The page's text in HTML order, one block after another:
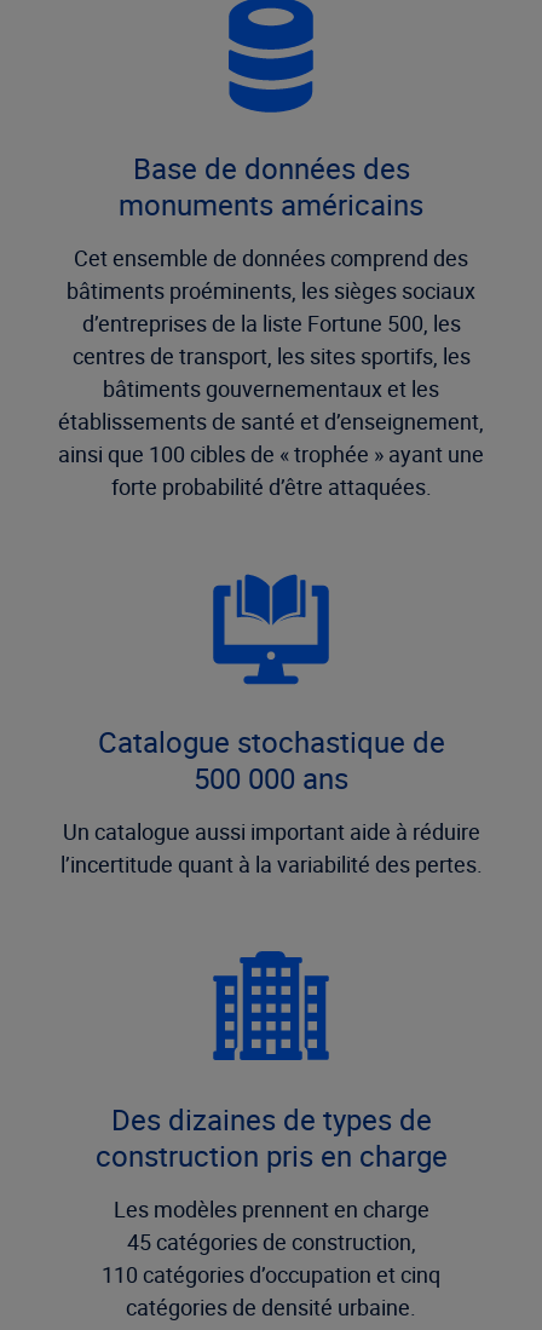
Base de données des
monuments américains
Cet ensemble de données comprend des
bâtiments proéminents, les sièges sociaux
d’entreprises de la liste Fortune 500, les
centres de transport, les sites sportifs, les
bâtiments gouvernementaux et les
établissements de santé et d’enseignement,
ainsi que 100 cibles de « trophée » ayant une
forte probabilité d’être attaquées.
Catalogue stochastique de
500 000 ans
Un catalogue aussi important aide à réduire
l’incertitude quant à la variabilité des pertes.
Des dizaines de types de
construction pris en charge
Les modèles prennent en charge
45 catégories de construction,
110 catégories d’occupation et cinq
catégories de densité urbaine.